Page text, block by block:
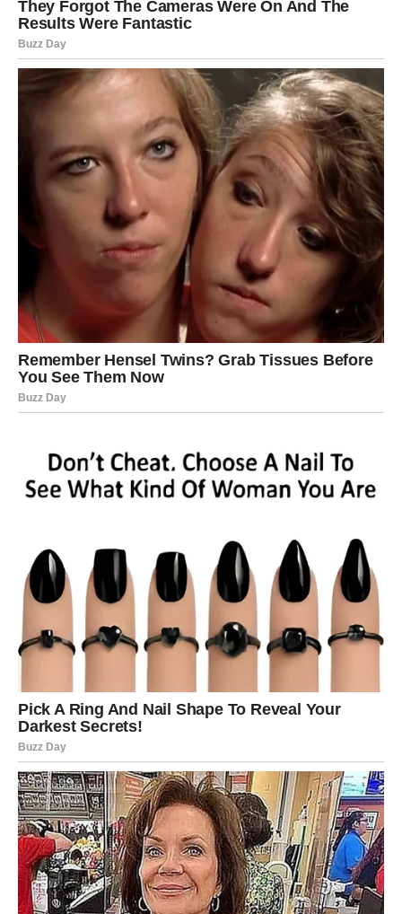
Situacije koje su vas zbunjivale mogu konačno dobiti
svoje objašnjenje. Ono što je delovalo kao slučajnost
može se pokazati kao deo većeg niza događaja koji su
vodili upravo ka ovom trenutku.
Razotkrivanje odnosa i emocija
U odnosima sa drugim ljudima može doći do zanimljivih
obrta. Neki Ovnovi će primetiti promene u ponašanju
osoba koje su im bliske. Moguće je da će neko pokazati
lice koje do sada nije bilo vidljivo.
Istovremeno, određeni odnosi mogu dobiti novu jasnoću.
Situacije koje su bile neodređene ili pune pitanja mogu
odjednom postati vrlo razumljive. Ljudi koji su delovali
misteriozno ili neodlučno mogu pokazati svoje prave
stavove.
razumeti dinamiku određenog odnosa.
Sudbinski trenuci i iznenadni obrti
Događaji koji menjaju percepciju
U danima do 21. marta mogu se dogoditi situacije koje će
delovati kao mali sudbinski signali. To mogu biti slučajni
susreti, neočekivani razgovori ili informacije koje dolaze
Takvi momenti mogu imati snažan uticaj na način na koji
posmatrate ljude i događaje. Ponekad će jedna rečenica
ili jedan pogled biti dovoljan da shvatite nešto što je dugo
bilo skriveno iza privida.
Ovan je znak koji reaguje brzo i snažno, ali ovaj period
donosi drugačiju vrstu energije – energiju razumevanja i
uvida. Ona dolazi tiho, ali ima moć da promeni čitavu
sliku.